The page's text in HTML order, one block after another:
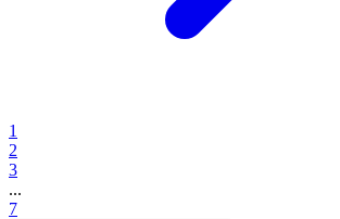
1
2
3
...
7